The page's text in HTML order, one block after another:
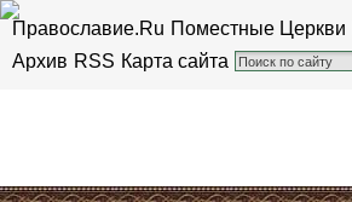
Православие.Ru Поместные Церкви
Архив RSS Карта сайта